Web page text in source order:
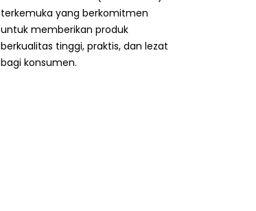
terkemuka yang berkomitmen
untuk memberikan produk
berkualitas tinggi, praktis, dan lezat
bagi konsumen.